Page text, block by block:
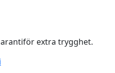
extra trygghet.